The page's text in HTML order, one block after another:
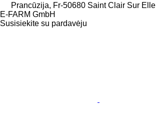
Prancūzija, Fr-50680 Saint Clair Sur Elle
E-FARM GmbH
Susisiekite su pardavėju